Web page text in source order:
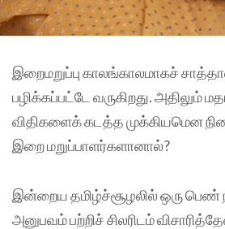
இறைமறுப்பு காலங்காலமாகச்
பழிக்கப்பட்டே வருகிறது. அதிலும்
விதிகளைக் கடத்த முக்கியமென
இறை மறுப்பாளர்களானால்?
இன்றைய தமிழ்ச்சூழலில் ஒரு பெண்
அனுபவம் பற்றிச் சிலரிடம்